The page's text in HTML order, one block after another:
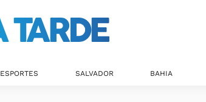
ESPORTES SALVADOR BAHIA